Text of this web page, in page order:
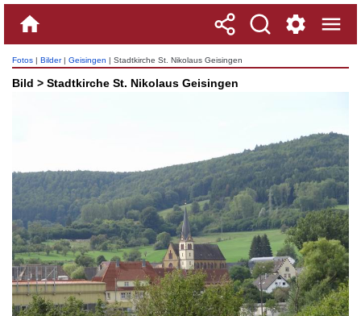
Fotos | Bilder| Geisingen | Stadtkirche St. Nikolaus Geisingen
Bild > Stadtkirche St. Nikolaus Geisingen